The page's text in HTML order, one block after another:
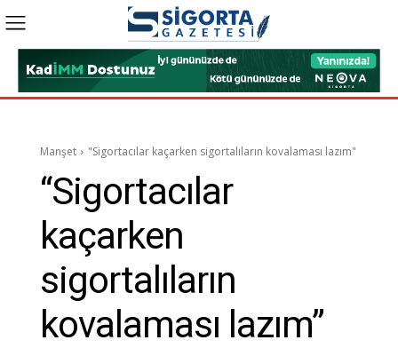
Manşet "Sigortacılar kaçarken sigortalıların kovalaması lazım"
“Sigortacılar
kaçarken
sigortalıların
kovalaması lazım”